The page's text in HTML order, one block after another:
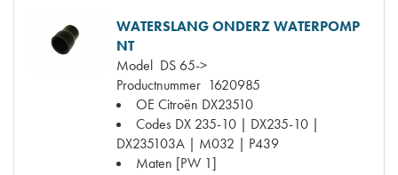
WATERSLANG ONDERZ WATERPOMP
NT
Model DS 65->
Productnummer 1620985
OE Citroën DX23510
Codes DX 235-10 | DX235-10 |
DX235103A | M032 | P439
Maten [PW 1]